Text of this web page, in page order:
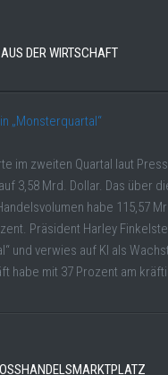
DER WIRTSCHAFT
„Monsterquartal“
im zweiten Quartal laut
3,58 Mrd. Dollar. Das über
habe 115,57
Präsident Harley
und verwies auf KI als
habe mit 37 Prozent am